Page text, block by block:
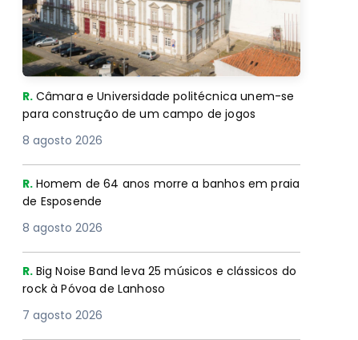
R. Câmara e Universidade politécnica unem-se
para construção de um campo de jogos
8 agosto 2026
R. Homem de 64 anos morre a banhos em praia
de Esposende
8 agosto 2026
R. Big Noise Band leva 25 músicos e clássicos do
rock à Póvoa de Lanhoso
7 agosto 2026